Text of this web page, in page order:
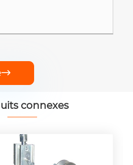

connexes